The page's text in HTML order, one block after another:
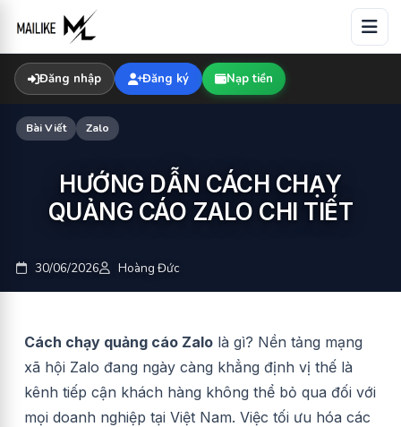
content
Đăng nhập Đăng ký Nạp tiền
Bài Viết Zalo
HƯỚNG DẪN CÁCH CHẠY
QUẢNG CÁO ZALO CHI TIẾT
30/06/2026 Hoàng Đức
Cách chạy quảng cáo Zalo là gì? Nền tảng mạng
xã hội Zalo đang ngày càng khẳng định vị thế là
kênh tiếp cận khách hàng không thể bỏ qua đối với
mọi doanh nghiệp tại Việt Nam. Việc tối ưu hóa các